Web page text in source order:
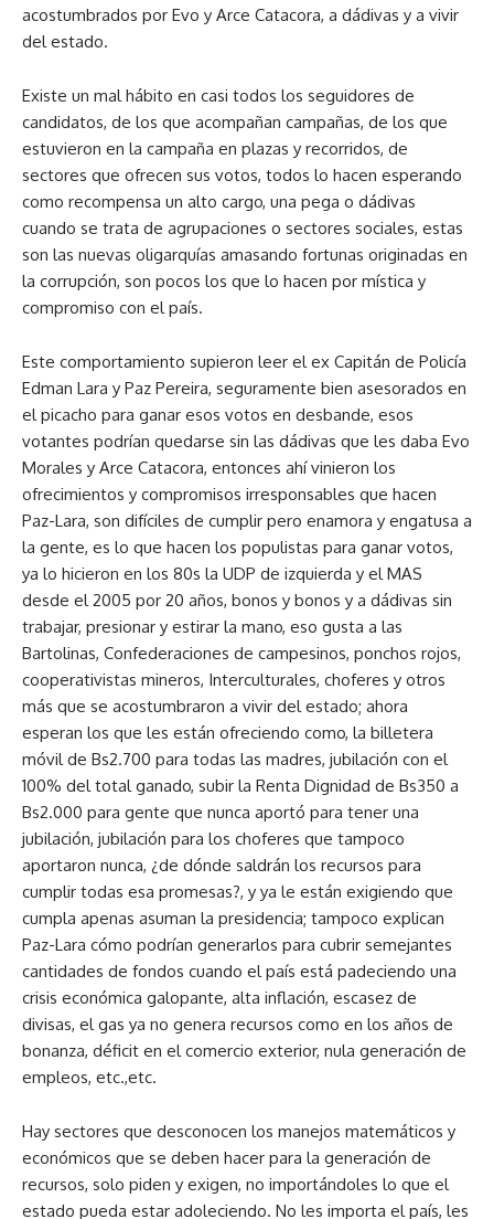
acostumbrados por Evo y Arce Catacora, a dádivas y a vivir
del estado.
Existe un mal hábito en casi todos los seguidores de
candidatos, de los que acompañan campañas, de los que
estuvieron en la campaña en plazas y recorridos, de
sectores que ofrecen sus votos, todos lo hacen esperando
como recompensa un alto cargo, una pega o dádivas
cuando se trata de agrupaciones o sectores sociales, estas
son las nuevas oligarquías amasando fortunas originadas en
la corrupción, son pocos los que lo hacen por mística y
compromiso con el país.
Este comportamiento supieron leer el ex Capitán de Policía
Edman Lara y Paz Pereira, seguramente bien asesorados en
el picacho para ganar esos votos en desbande, esos
votantes podrían quedarse sin las dádivas que les daba Evo
Morales y Arce Catacora, entonces ahí vinieron los
ofrecimientos y compromisos irresponsables que hacen
Paz-Lara, son difíciles de cumplir pero enamora y engatusa a
la gente, es lo que hacen los populistas para ganar votos,
ya lo hicieron en los 80s la UDP de izquierda y el MAS
desde el 2005 por 20 años, bonos y bonos y a dádivas sin
trabajar, presionar y estirar la mano, eso gusta a las
Bartolinas, Confederaciones de campesinos, ponchos rojos,
cooperativistas mineros, Interculturales, choferes y otros
más que se acostumbraron a vivir del estado; ahora
esperan los que les están ofreciendo como, la billetera
móvil de Bs2.700 para todas las madres, jubilación con el
100% del total ganado, subir la Renta Dignidad de Bs350 a
Bs2.000 para gente que nunca aportó para tener una
jubilación, jubilación para los choferes que tampoco
aportaron nunca, ¿de dónde saldrán los recursos para
cumplir todas esa promesas?, y ya le están exigiendo que
cumpla apenas asuman la presidencia; tampoco explican
Paz-Lara cómo podrían generarlos para cubrir semejantes
cantidades de fondos cuando el país está padeciendo una
crisis económica galopante, alta inflación, escasez de
divisas, el gas ya no genera recursos como en los años de
bonanza, déficit en el comercio exterior, nula generación de
empleos, etc.,etc.
Hay sectores que desconocen los manejos matemáticos y
económicos que se deben hacer para la generación de
recursos, solo piden y exigen, no importándoles lo que el
estado pueda estar adoleciendo. No les importa el país, les